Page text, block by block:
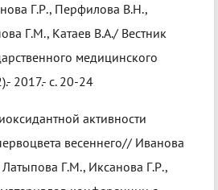
Г.Р., Перфилова В.Н.,
Г.М., Катаев В.А./ Вестник
медицинского
2017.- с. 20-24
активности
весеннего// Иванова
Г.М., Иксанова Г.Р.,